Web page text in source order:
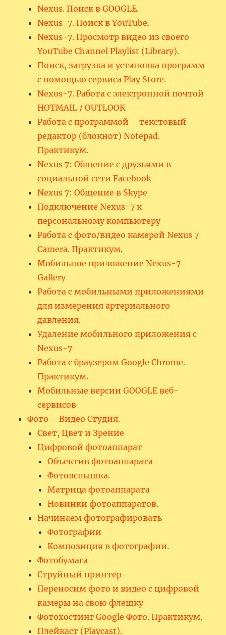
Nexus. Поиск в GOOGLE.
Nexus-7. Поиск в YouTube.
Nexus-7. Просмотр видео из своего
YouTube Channel Playlist (Library).
Поиск, загрузка и установка программ
с помощью сервиса Play Store.
Nexus-7. Работа с электронной почтой
HOTMAIL / OUTLOOK
Работа с программой – текстовый
редактор (блокнот) Notepad.
Практикум.
Nexus 7: Общение с друзьями в
социальной сети Facebook
Nexus 7: Общение в Skype
Подключение Nexus-7 к
персональному компьютеру
Работа с фото/видео камерой Nexus 7
Camera. Практикум.
Мобильное приложение Nexus-7
Gallery
Работа с мобильными приложениями
для измерения артериального
давления.
Удаление мобильного приложения с
Nexus-7
Работа с браузером Google Chrome.
Практикум.
Мобильные версии GOOGLE веб-
сервисов
Фото – Видео Студия.
Свет, Цвет и Зрение
Цифровой фотоаппарат
Объектив фотоаппарата
Фотовспышка.
Матрица фотоаппарата
Новинки фотоаппаратов.
Начинаем фотографировать
Фотографии
Композиция в фотографии.
Фотобумага
Струйный принтер
Переносим фото и видео с цифровой
камеры на свою флешку
Фотохостинг Google Фото. Практикум.
Плейкаст (Playcast).